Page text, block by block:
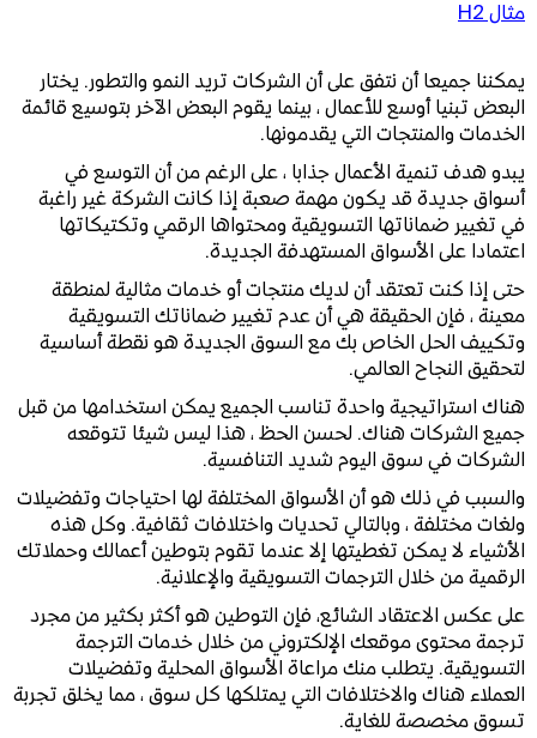
مثال H2
يمكننا جميعا أن نتفق على أن الشركات تريد النمو والتطور. يختار
البعض تبنيا أوسع للأعمال ، بينما يقوم البعض الآخر بتوسيع قائمة
الخدمات والمنتجات التي يقدمونها.
يبدو هدف تنمية الأعمال جذابا ، على الرغم من أن التوسع في
أسواق جديدة قد يكون مهمة صعبة إذا كانت الشركة غير راغبة
في تغيير ضماناتها التسويقية ومحتواها الرقمي وتكتيكاتها
اعتمادا على الأسواق المستهدفة الجديدة.
حتى إذا كنت تعتقد أن لديك منتجات أو خدمات مثالية لمنطقة
معينة ، فإن الحقيقة هي أن عدم تغيير ضماناتك التسويقية
وتكييف الحل الخاص بك مع السوق الجديدة هو نقطة أساسية
لتحقيق النجاح العالمي.
هناك استراتيجية واحدة تناسب الجميع يمكن استخدامها من قبل
جميع الشركات هناك. لحسن الحظ ، هذا ليس شيئا تتوقعه
الشركات في سوق اليوم شديد التنافسية.
والسبب في ذلك هو أن الأسواق المختلفة لها احتياجات وتفضيلات
ولغات مختلفة ، وبالتالي تحديات واختلافات ثقافية. وكل هذه
الأشياء لا يمكن تغطيتها إلا عندما تقوم بتوطين أعمالك وحملاتك
الرقمية من خلال الترجمات التسويقية والإعلانية.
على عكس الاعتقاد الشائع، فإن التوطين هو أكثر بكثير من مجرد
ترجمة محتوى موقعك الإلكتروني من خلال خدمات الترجمة
التسويقية. يتطلب منك مراعاة الأسواق المحلية وتفضيلات
العملاء هناك والاختلافات التي يمتلكها كل سوق ، مما يخلق تجربة
تسوق مخصصة للغاية.